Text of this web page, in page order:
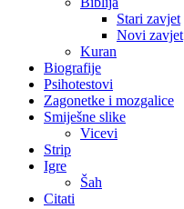
Stari zavjet
Novi zavjet
Kuran
Biografije
Psihotestovi
Zagonetke i mozgalice
Smiješne slike
Vicevi
Strip
Igre
Šah
Citati